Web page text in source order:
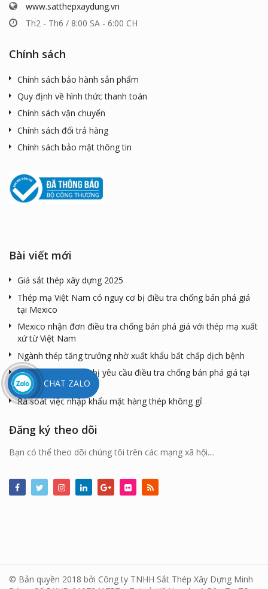
www.satthepxaydung.vn
Th2 - Th6 / 8:00 SA - 6:00 CH
Chính sách
Chính sách bảo hành sản phẩm
Quy định về hình thức thanh toán
Chính sách vận chuyển
Chính sách đổi trả hàng
Chính sách bảo mật thông tin
Bài viết mới
Giá sắt thép xây dựng 2025
Thép mạ Việt Nam có nguy cơ bị điều tra chống bán phá giá
tại Mexico
Mexico nhận đơn điều tra chống bán phá giá với thép mạ xuất
xứ từ Việt Nam
Ngành thép tăng trưởng nhờ xuất khẩu bất chấp dịch bệnh
Thép mạ Việt Nam bị yêu cầu điều tra chống bán phá giá tại
Mexico
Rà soát việc nhập khẩu mặt hàng thép không gỉ
Đăng ký theo dõi
Bạn có thể theo dõi chúng tôi trên các mạng xã hội....
© Bản quyền 2018 bởi Công ty TNHH Sắt Thép Xây Dựng Minh
CHAT ZALO